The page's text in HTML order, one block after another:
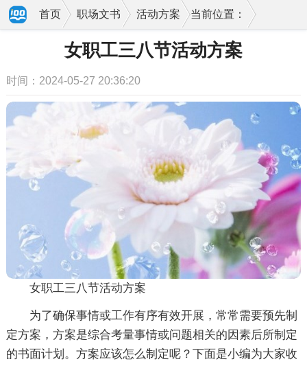
当前位置：
首页 职场文书 活动方案
女职工三八节活动方案
时间：2024-05-27 20:36:20
女职工三八节活动方案
为了确保事情或工作有序有效开展，常常需要预先制
定方案，方案是综合考量事情或问题相关的因素后所制定
的书面计划。方案应该怎么制定呢？下面是小编为大家收